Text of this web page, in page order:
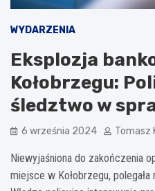
WYDARZENIA
Eksplozja
Kołobrzegu:
śledztwo w
6 września 2024 Tomasz
Niewyjaśniona do zakończenia
miejsce w Kołobrzegu, polegała